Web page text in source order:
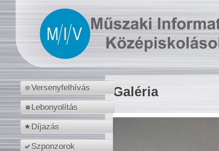
Versenyfelhívás
Lebonyolítás
Díjazás
Szponzorok
Galéria